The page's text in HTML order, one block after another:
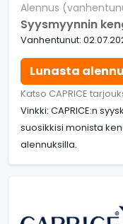
Alennus
Syysmyynnin
Vanhentunut:
Lunasta
Katso CAPRICE
Vinkki: CAPRICE:n
suosikkisi monista
alennuksilla.